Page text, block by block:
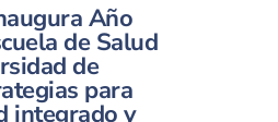
Año
de Salud
de
para
integrado y